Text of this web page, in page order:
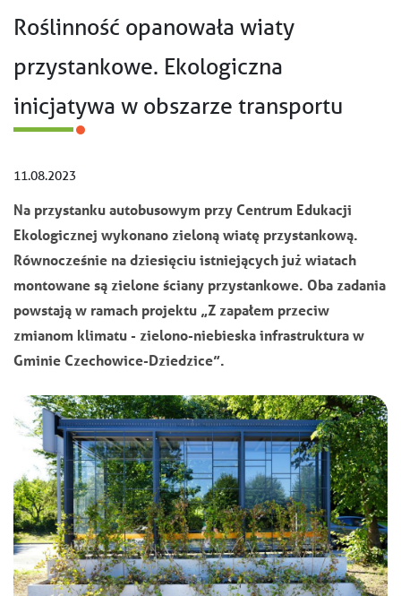
Roślinność opanowała wiaty
przystankowe. Ekologiczna
inicjatywa w obszarze transportu
11.08.2023
Na przystanku autobusowym przy Centrum Edukacji
Ekologicznej wykonano zieloną wiatę przystankową.
Równocześnie na dziesięciu istniejących już wiatach
montowane są zielone ściany przystankowe. Oba zadania
powstają w ramach projektu „Z zapałem przeciw
zmianom klimatu - zielono-niebieska infrastruktura w
Gminie Czechowice-Dziedzice”.